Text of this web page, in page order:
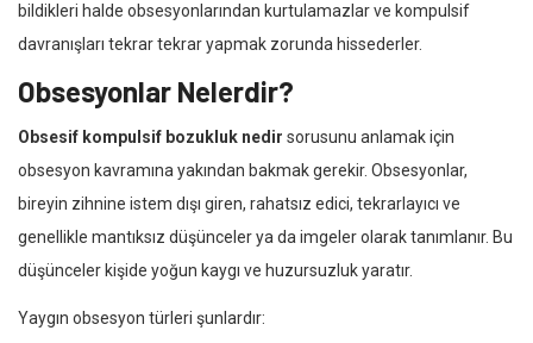
bildikleri halde obsesyonlarından kurtulamazlar ve kompulsif
davranışları tekrar tekrar yapmak zorunda hissederler.
Obsesyonlar Nelerdir?
Obsesif kompulsif bozukluk nedir sorusunu anlamak için
obsesyon kavramına yakından bakmak gerekir. Obsesyonlar,
bireyin zihnine istem dışı giren, rahatsız edici, tekrarlayıcı ve
genellikle mantıksız düşünceler ya da imgeler olarak tanımlanır. Bu
düşünceler kişide yoğun kaygı ve huzursuzluk yaratır.
Yaygın obsesyon türleri şunlardır: